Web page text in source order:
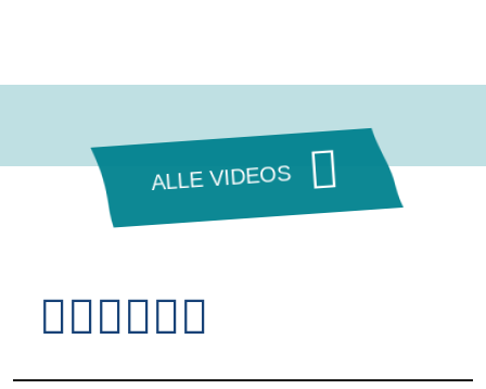
ALLE VIDEOS